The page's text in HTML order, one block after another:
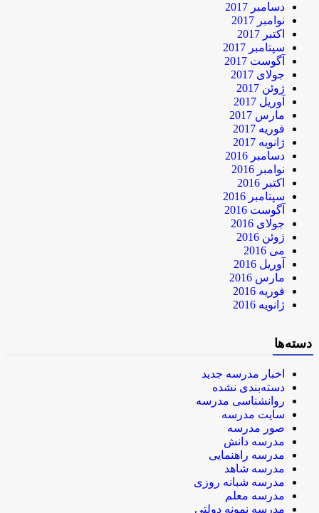
دسامبر 2017
نوامبر 2017
اکتبر 2017
سپتامبر 2017
آگوست 2017
جولای 2017
ژوئن 2017
آوریل 2017
مارس 2017
فوریه 2017
ژانویه 2017
دسامبر 2016
نوامبر 2016
اکتبر 2016
سپتامبر 2016
آگوست 2016
جولای 2016
ژوئن 2016
می 2016
آوریل 2016
مارس 2016
فوریه 2016
ژانویه 2016
دسته‌ها
اخبار مدرسه جدید
دسته‌بندی نشده
روانشناسی مدرسه
سایت مدرسه
صور مدرسه
مدرسه دانش
مدرسه راهنمایی
مدرسه شاهد
مدرسه شبانه روزی
مدرسه معلم
مدرسه نمونه دولتی